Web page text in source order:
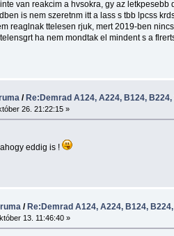
van reakcim a hvsokra, gy az
is nem szeretnm itt a lass s tbb lpcss
reaglnak ttelesen rjuk, mert 2019-ben
ha nem mondtak el mindent s a
/Re:Demrad A124, A224, B124,
26. 21:22:15 »
eddig is !
/ Re:Demrad A124, A224, B124,
13. 11:46:40 »